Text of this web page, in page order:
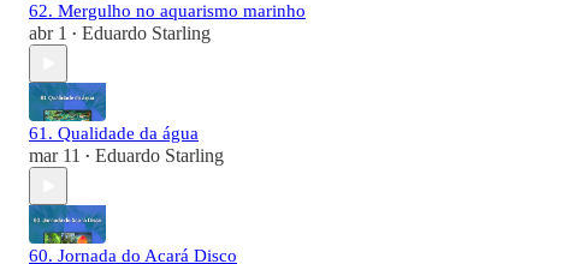
62. Mergulho no aquarismo marinho
abr 1 • Eduardo Starling
61. Qualidade da água
mar 11 • Eduardo Starling
60. Jornada do Acará Disco